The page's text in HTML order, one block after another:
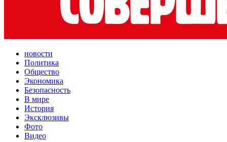
новости
Политика
Общество
Экономика
Безопасность
В мире
История
Эксклюзивы
Фото
Видео